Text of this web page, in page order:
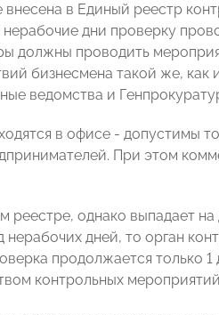
в Единый реестр
дни проверку
должны проводить
бизнесмена такой же, как
ведомства и
в офисе - допустимы
При этом
реестре, однако выпадает
дней, то орган
продолжается только 1
контрольных